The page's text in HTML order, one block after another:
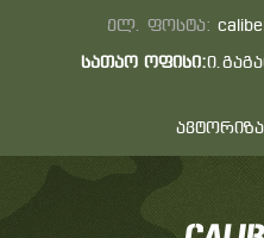
ელ. ფოსტა:
სათაო ოფისი: